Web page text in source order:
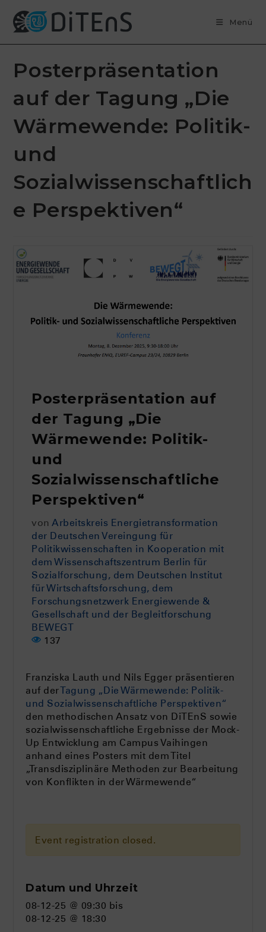
Inhalt
springen
Menü
Posterpräsentation
auf der Tagung „Die
Wärmewende: Politik-
und
Sozialwissenschaftlich
e Perspektiven“
Posterpräsentation auf
der Tagung „Die
Wärmewende: Politik-
und
Sozialwissenschaftliche
Perspektiven“
vonArbeitskreis Energietransformation
der Deutschen Vereingung für
Politikwissenschaften in Kooperation mit
dem Wissenschaftszentrum Berlin für
Sozialforschung, dem Deutschen Institut
für Wirtschaftsforschung, dem
Forschungsnetzwerk Energiewende &
Gesellschaft und der Begleitforschung
BEWEGT
137
Franziska Lauth und Nils Egger präsentieren
auf derTagung „Die Wärmewende: Politik-
und Sozialwissenschaftliche Perspektiven“
den methodischen Ansatz von DiTEnS sowie
sozialwissenschaftliche Ergebnisse der Mock-
Up Entwicklung am Campus Vaihingen
anhand eines Posters mit dem Titel
„Transdisziplinäre Methoden zur Bearbeitung
von Konflikten in der Wärmewende“
Event registration closed.
Datum und Uhrzeit
08-12-25 @ 09:30 bis
08-12-25 @ 18:30